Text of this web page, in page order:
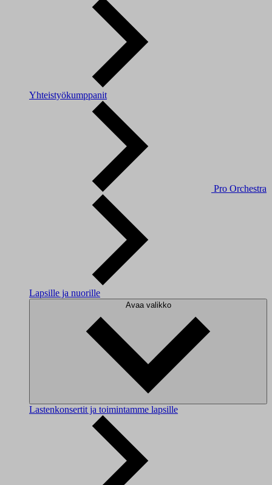
Yhteistyökumppanit
Pro Orchestra
Lapsille ja nuorille
Avaa valikko
Lastenkonsertit ja toimintamme lapsille